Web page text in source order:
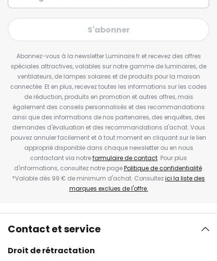
S'abonner
Abonnez-vous à la newsletter Luminaire.fr et recevez des offres
spéciales attractives, valables sur notre gamme de luminaires, de
ventilateurs, de lampes solaires et de produits pour la maison
connectée. Et en plus, recevez toutes les informations sur les codes
de réduction, produits en promotion et autres offres, mais
également des conseils personnalisés et des recommandations
ainsi que des informations de nos partenaires, des enquêtes, des
demandes d'évaluation et des recommandations d'achat. Vous
pouvez annuler facilement et à tout moment en cliquant sur le lien
approprié disponible dans chaque newsletter ou en nous
contactant via notreformulaire de contact. Pour plus
d'informations, consultez notre pagePolitique de confidentialité.
*Valable dès 99 € de minimum d'achat. Consultezici la liste des
marques exclues de l'offre.
Contact et service
Droit de rétractation